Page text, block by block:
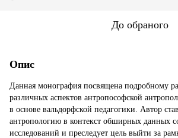
До обраного
Опис
Данная монография посвящена подробному
различных аспектов антропософской
в основе вальдорфской педагогики. Автор
антропологию в контекст обширных данных
исследований и преследует цель выйти за